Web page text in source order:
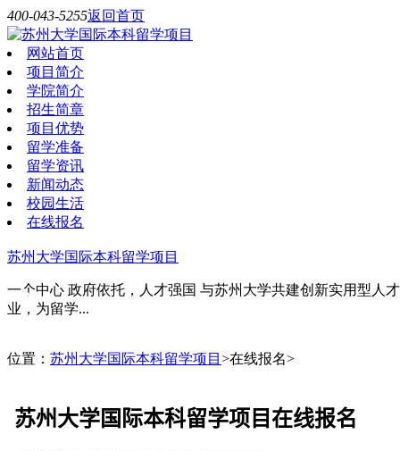
400-043-5255返回首页
网站首页
项目简介
学院简介
招生简章
项目优势
留学准备
留学资讯
新闻动态
校园生活
在线报名
苏州大学国际本科留学项目
一个中心 政府依托，人才强国 与苏州大学共建创新实用型人
业，为留学...
位置： 苏州大学国际本科留学项目 >在线报名>